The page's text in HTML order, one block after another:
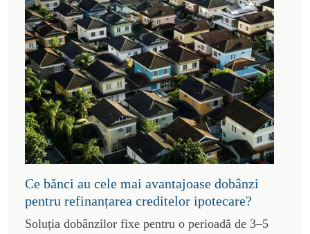
Ce bănci au cele mai avantajoase dobânzi
pentru refinanțarea creditelor ipotecare?
Soluția dobânzilor fixe pentru o perioadă de 3–5